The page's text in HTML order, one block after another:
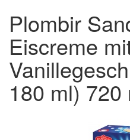
Plombir
Eiscreme
180 ml) 720